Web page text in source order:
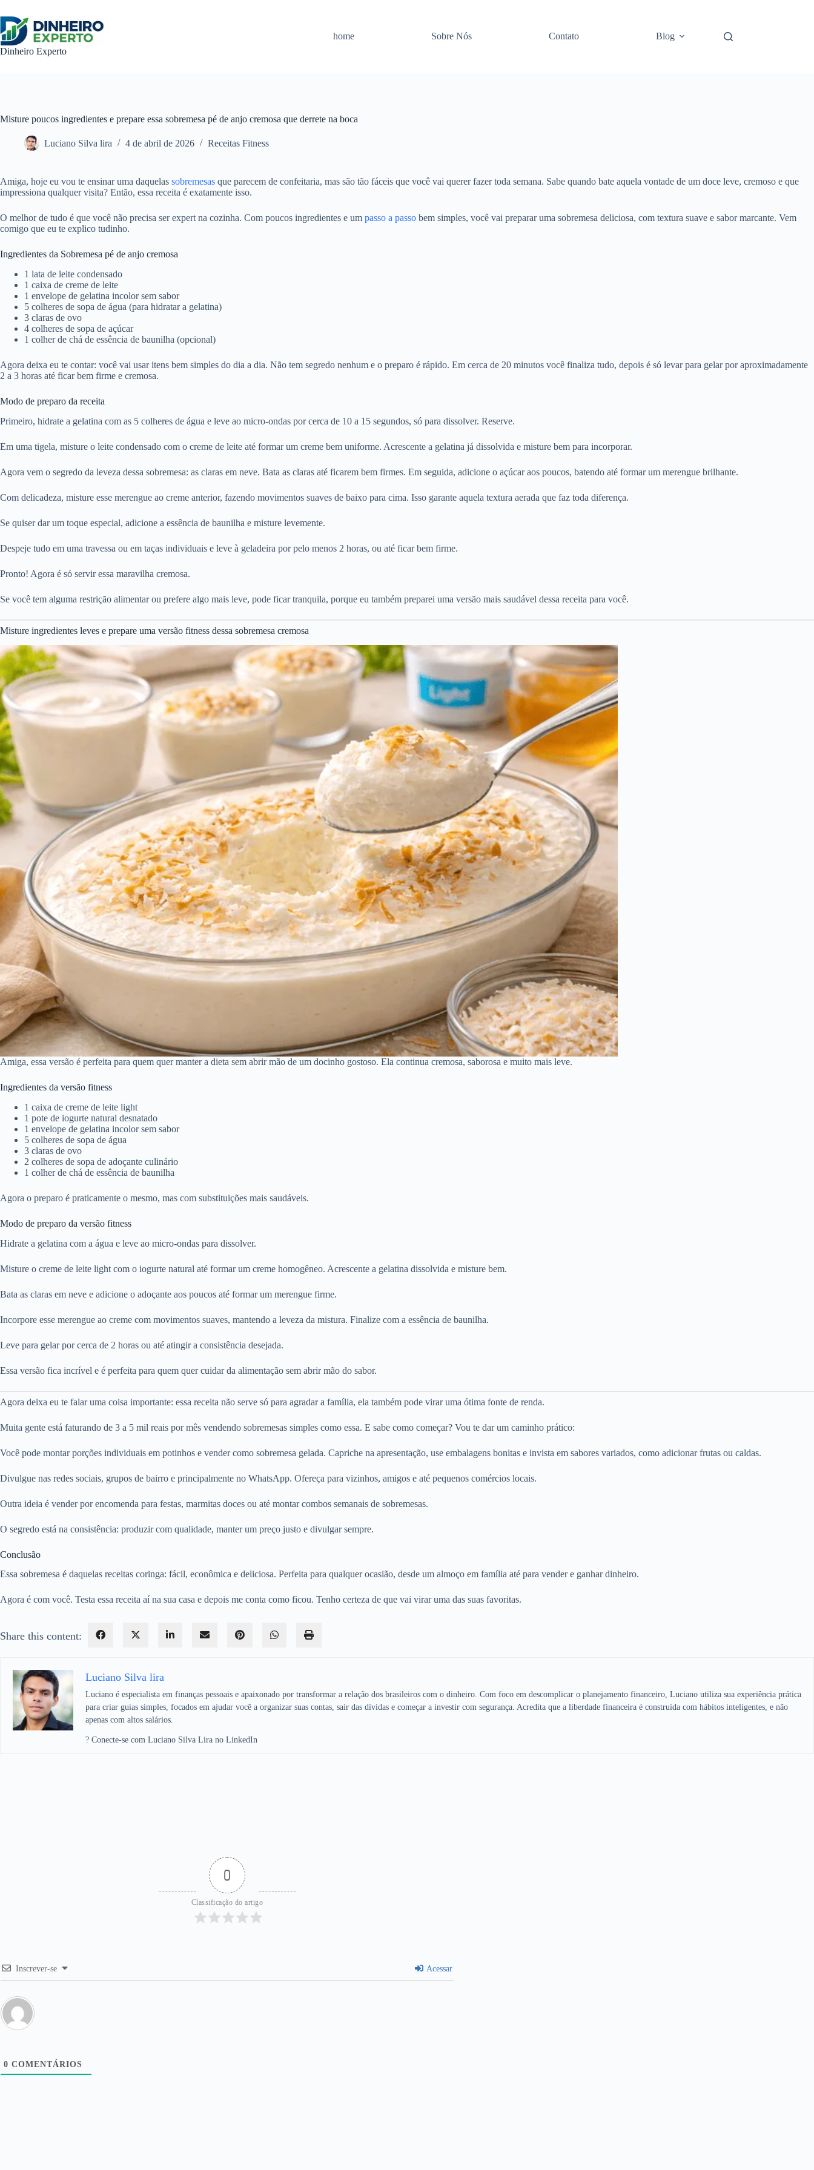
para
conteúdo
Dinheiro Experto
home Sobre Nós Contato Blog
Misture poucos ingredientes e prepare essa sobremesa pé de anjo cremosa que derrete na boca
Luciano Silva lira 4 de abril de 2026 Receitas Fitness
Amiga, hoje eu vou te ensinar uma daquelas sobremesas que parecem de confeitaria, mas são tão fáceis que você vai querer fazer toda semana. Sabe quando bate aquela vontade de um doce leve, cremoso e que
impressiona qualquer visita? Então, essa receita é exatamente isso.
O melhor de tudo é que você não precisa ser expert na cozinha. Com poucos ingredientes e um passo a passo bem simples, você vai preparar uma sobremesa deliciosa, com textura suave e sabor marcante. Vem
comigo que eu te explico tudinho.
Ingredientes da Sobremesa pé de anjo cremosa
1 lata de leite condensado
1 caixa de creme de leite
1 envelope de gelatina incolor sem sabor
5 colheres de sopa de água (para hidratar a gelatina)
3 claras de ovo
4 colheres de sopa de açúcar
1 colher de chá de essência de baunilha (opcional)
Agora deixa eu te contar: você vai usar itens bem simples do dia a dia. Não tem segredo nenhum e o preparo é rápido. Em cerca de 20 minutos você finaliza tudo, depois é só levar para gelar por aproximadamente
2 a 3 horas até ficar bem firme e cremosa.
Modo de preparo da receita
Primeiro, hidrate a gelatina com as 5 colheres de água e leve ao micro-ondas por cerca de 10 a 15 segundos, só para dissolver. Reserve.
Em uma tigela, misture o leite condensado com o creme de leite até formar um creme bem uniforme. Acrescente a gelatina já dissolvida e misture bem para incorporar.
Agora vem o segredo da leveza dessa sobremesa: as claras em neve. Bata as claras até ficarem bem firmes. Em seguida, adicione o açúcar aos poucos, batendo até formar um merengue brilhante.
Com delicadeza, misture esse merengue ao creme anterior, fazendo movimentos suaves de baixo para cima. Isso garante aquela textura aerada que faz toda diferença.
Se quiser dar um toque especial, adicione a essência de baunilha e misture levemente.
Despeje tudo em uma travessa ou em taças individuais e leve à geladeira por pelo menos 2 horas, ou até ficar bem firme.
Pronto! Agora é só servir essa maravilha cremosa.
Se você tem alguma restrição alimentar ou prefere algo mais leve, pode ficar tranquila, porque eu também preparei uma versão mais saudável dessa receita para você.
Misture ingredientes leves e prepare uma versão fitness dessa sobremesa cremosa
Amiga, essa versão é perfeita para quem quer manter a dieta sem abrir mão de um docinho gostoso. Ela continua cremosa, saborosa e muito mais leve.
Ingredientes da versão fitness
1 caixa de creme de leite light
1 pote de iogurte natural desnatado
1 envelope de gelatina incolor sem sabor
5 colheres de sopa de água
3 claras de ovo
2 colheres de sopa de adoçante culinário
1 colher de chá de essência de baunilha
Agora o preparo é praticamente o mesmo, mas com substituições mais saudáveis.
Modo de preparo da versão fitness
Hidrate a gelatina com a água e leve ao micro-ondas para dissolver.
Misture o creme de leite light com o iogurte natural até formar um creme homogêneo. Acrescente a gelatina dissolvida e misture bem.
Bata as claras em neve e adicione o adoçante aos poucos até formar um merengue firme.
Incorpore esse merengue ao creme com movimentos suaves, mantendo a leveza da mistura. Finalize com a essência de baunilha.
Leve para gelar por cerca de 2 horas ou até atingir a consistência desejada.
Essa versão fica incrível e é perfeita para quem quer cuidar da alimentação sem abrir mão do sabor.
Agora deixa eu te falar uma coisa importante: essa receita não serve só para agradar a família, ela também pode virar uma ótima fonte de renda.
Muita gente está faturando de 3 a 5 mil reais por mês vendendo sobremesas simples como essa. E sabe como começar? Vou te dar um caminho prático:
Você pode montar porções individuais em potinhos e vender como sobremesa gelada. Capriche na apresentação, use embalagens bonitas e invista em sabores variados, como adicionar frutas ou caldas.
Divulgue nas redes sociais, grupos de bairro e principalmente no WhatsApp. Ofereça para vizinhos, amigos e até pequenos comércios locais.
Outra ideia é vender por encomenda para festas, marmitas doces ou até montar combos semanais de sobremesas.
O segredo está na consistência: produzir com qualidade, manter um preço justo e divulgar sempre.
Conclusão
Essa sobremesa é daquelas receitas coringa: fácil, econômica e deliciosa. Perfeita para qualquer ocasião, desde um almoço em família até para vender e ganhar dinheiro.
Agora é com você. Testa essa receita aí na sua casa e depois me conta como ficou. Tenho certeza de que vai virar uma das suas favoritas.
Share this content:
Luciano Silva lira
Luciano é especialista em finanças pessoais e apaixonado por transformar a relação dos brasileiros com o dinheiro. Com foco em descomplicar o planejamento financeiro, Luciano utiliza sua experiência prática
para criar guias simples, focados em ajudar você a organizar suas contas, sair das dívidas e começar a investir com segurança. Acredita que a liberdade financeira é construída com hábitos inteligentes, e não
apenas com altos salários.
? Conecte-se com Luciano Silva Lira no LinkedIn
0
Classificação do artigo
Inscrever-se Acessar
0 COMENTÁRIOS